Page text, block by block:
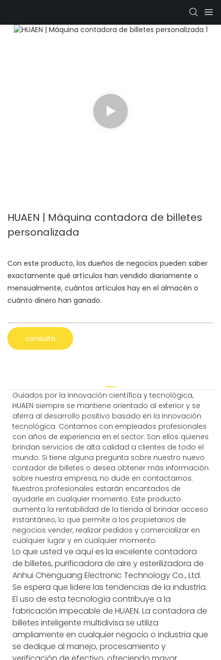
HUAEN | Máquina contadora de billetes
personalizada
Con este producto, los dueños de negocios pueden saber
exactamente qué artículos han vendido diariamente o
mensualmente, cuántos artículos hay en el almacén o
cuánto dinero han ganado.
consulta
Guiados por la innovación científica y tecnológica,
HUAEN siempre se mantiene orientado al exterior y se
aferra al desarrollo positivo basado en la innovación
tecnológica. Contamos con empleados profesionales
con años de experiencia en el sector. Son ellos quienes
brindan servicios de alta calidad a clientes de todo el
mundo. Si tiene alguna pregunta sobre nuestro nuevo
contador de billetes o desea obtener más información
sobre nuestra empresa, no dude en contactarnos.
Nuestros profesionales estarán encantados de
ayudarle en cualquier momento. Este producto
aumenta la rentabilidad de la tienda al brindar acceso
instantáneo, lo que permite a los propietarios de
negocios vender, realizar pedidos y comercializar en
cualquier lugar y en cualquier momento.
Lo que usted ve aquí es la excelente contadora
de billetes, purificadora de aire y esterilizadora de
Anhui Chenguang Electronic Technology Co., Ltd.
Se espera que lidere las tendencias de la industria.
El uso de esta tecnología contribuye a la
fabricación impecable de HUAEN. La contadora de
billetes inteligente multidivisa se utiliza
ampliamente en cualquier negocio o industria que
se dedique al manejo, procesamiento y